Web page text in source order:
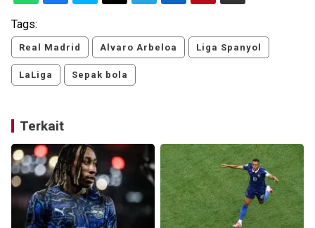
Tags:
Real Madrid Alvaro Arbeloa Liga Spanyol
LaLiga Sepak bola
Terkait